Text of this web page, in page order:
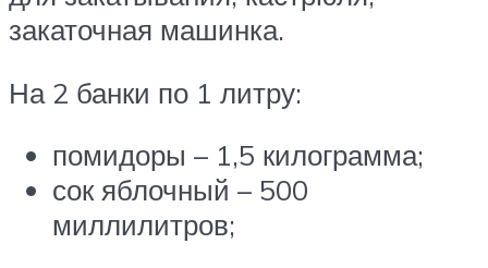
закаточная машинка.
На 2 банки по 1 литру:
помидоры – 1,5 килограмма;
сок яблочный – 500
миллилитров;